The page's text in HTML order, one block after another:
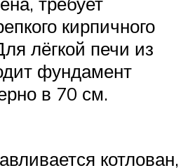
кирпичного
лёгкой печи из
фундамент
в 70 см.
котлован,